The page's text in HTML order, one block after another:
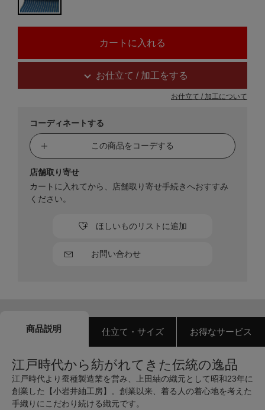
お仕立て / 加工をする
お仕立て / 加工について
コーディネートする
この商品をコーデする
お問い合わせ
ほしいものリストに追加
店舗取り寄せ
カートに入れてから、店舗取り寄せ手続きへおすすみ
ください。
商品説明 仕立て・サイズ お得なサービス
江戸時代から紡がれてきた伝統の逸品
江戸時代より蚕種製造業を営み、上田紬の織元として昭和23年に
創業した【小岩井紬工房】。創業以来、着る人の着心地を考えた
手織りにこだわり続ける織元です。